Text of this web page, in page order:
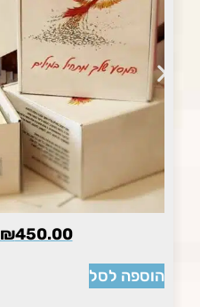
₪450.00
הוספה לסל